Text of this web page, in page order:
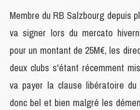
Membre du RB Salzbourg depuis
va signer lors du mercato
pour un montant de 25M€, les
deux clubs s'étant récemment
va payer la clause libératoire du
donc bel et bien malgré les